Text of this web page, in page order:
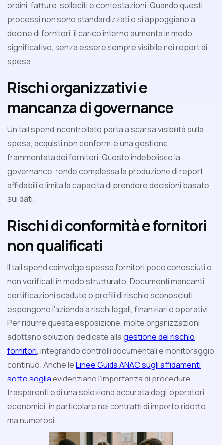
ordini, fatture, solleciti e contestazioni. Quando questi
processi non sono standardizzati o si appoggiano a
decine di fornitori, il carico interno aumenta in modo
significativo, senza essere sempre visibile nei report di
spesa.
Rischi organizzativi e
mancanza di governance
Un tail spend incontrollato porta a scarsa visibilità sulla
spesa, acquisti non conformi e una gestione
frammentata dei fornitori. Questo indebolisce la
governance, rende complessa la produzione di report
affidabili e limita la capacità di prendere decisioni basate
sui dati.
Rischi di conformità e fornitori
non qualificati
Il tail spend coinvolge spesso fornitori poco conosciuti o
non verificati in modo strutturato. Documenti mancanti,
certificazioni scadute o profili di rischio sconosciuti
espongono l’azienda a rischi legali, finanziari o operativi.
Per ridurre questa esposizione, molte organizzazioni
adottano soluzioni dedicate allagestione del rischio
fornitori, integrando controlli documentali e monitoraggio
continuo. Anche leLinee Guida ANAC sugli affidamenti
sotto sogliaevidenziano l’importanza di procedure
trasparenti e di una selezione accurata degli operatori
economici, in particolare nei contratti di importo ridotto
ma numerosi.